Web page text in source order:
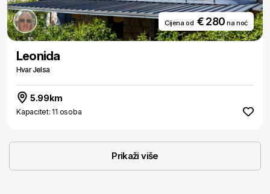
Cijena od € 280na noć
Leonida
Hvar Jelsa
5.99km
Kapacitet: 11 osoba
Prikaži više